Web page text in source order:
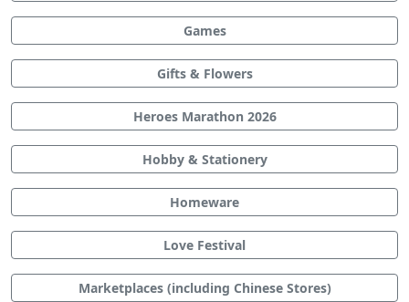
Games
Gifts & Flowers
Heroes Marathon 2026
Hobby & Stationery
Homeware
Love Festival
Marketplaces (including Chinese Stores)